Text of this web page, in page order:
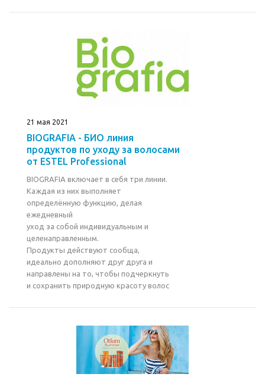
21 мая 2021
BIOGRAFIA - БИО линия
продуктов по уходу за волосами
от ESTEL Professional
BIOGRAFIA включает в себя три линии.
Каждая из них выполняет
определённую функцию, делая
ежедневный
уход за собой индивидуальным и
целенаправленным.
Продукты действуют сообща,
идеально дополняют друг друга и
направлены на то, чтобы подчеркнуть
и сохранить природную красоту волос